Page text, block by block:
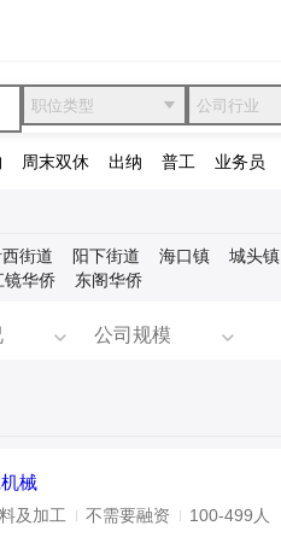
职位类型 公司行业
周末双休 出纳 普工 业务员
街道 阳下街道 海口镇 城头镇
镜华侨 东阁华侨
公司规模
械
及加工 不需要融资 100-499人